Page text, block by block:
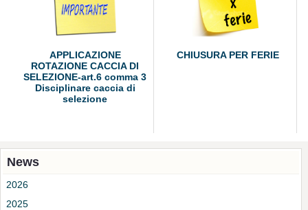
APPLICAZIONE
ROTAZIONE CACCIA DI
SELEZIONE-art.6 comma 3
Disciplinare caccia di
selezione
CHIUSURA PER FERIE
News
2026
2025